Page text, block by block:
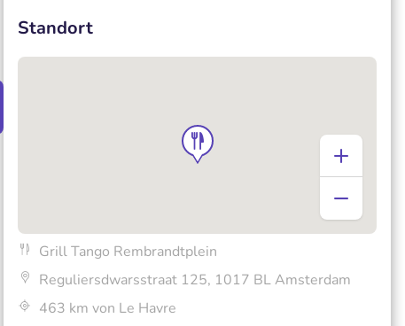
Standort
Grill Tango Rembrandtplein
Reguliersdwarsstraat 125, 1017 BL Amsterdam
463 km von Le Havre